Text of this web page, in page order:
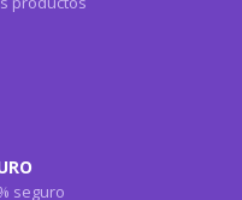
seguro